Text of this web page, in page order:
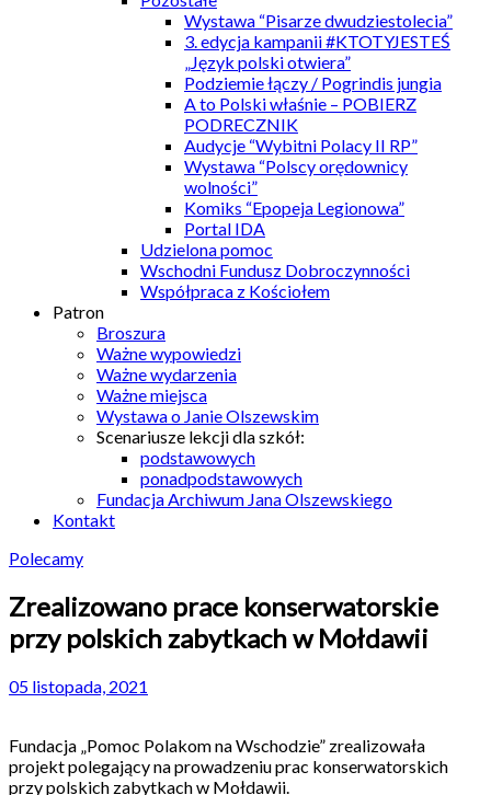
Wystawa “Pisarze dwudziestolecia”
3. edycja kampanii #KTOTYJESTEŚ
„Język polski otwiera”
Podziemie łączy / Pogrindis jungia
A to Polski właśnie – POBIERZ
PODRECZNIK
Audycje “Wybitni Polacy II RP”
Wystawa “Polscy orędownicy
wolności”
Komiks “Epopeja Legionowa”
Portal IDA
Udzielona pomoc
Wschodni Fundusz Dobroczynności
Współpraca z Kościołem
Patron
Broszura
Ważne wypowiedzi
Ważne wydarzenia
Ważne miejsca
Wystawa o Janie Olszewskim
Scenariusze lekcji dla szkół:
podstawowych
ponadpodstawowych
Fundacja Archiwum Jana Olszewskiego
Kontakt
Polecamy
Zrealizowano prace konserwatorskie
przy polskich zabytkach w Mołdawii
05 listopada, 2021
Fundacja „Pomoc Polakom na Wschodzie” zrealizowała
projekt polegający na prowadzeniu prac konserwatorskich
przy polskich zabytkach w Mołdawii.